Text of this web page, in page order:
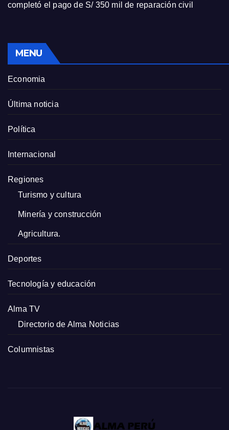
completó el pago de S/ 350 mil de reparación civil
MENU
Economia
Última noticia
Política
Internacional
Regiones
Turismo y cultura
Minería y construcción
Agricultura.
Deportes
Tecnología y educación
Alma TV
Directorio de Alma Noticias
Columnistas